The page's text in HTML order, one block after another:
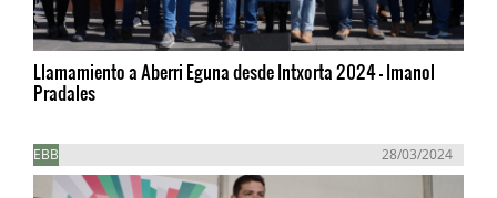
Llamamiento a Aberri Eguna desde Intxorta 2024 - Imanol
Pradales
EBB 28/03/2024